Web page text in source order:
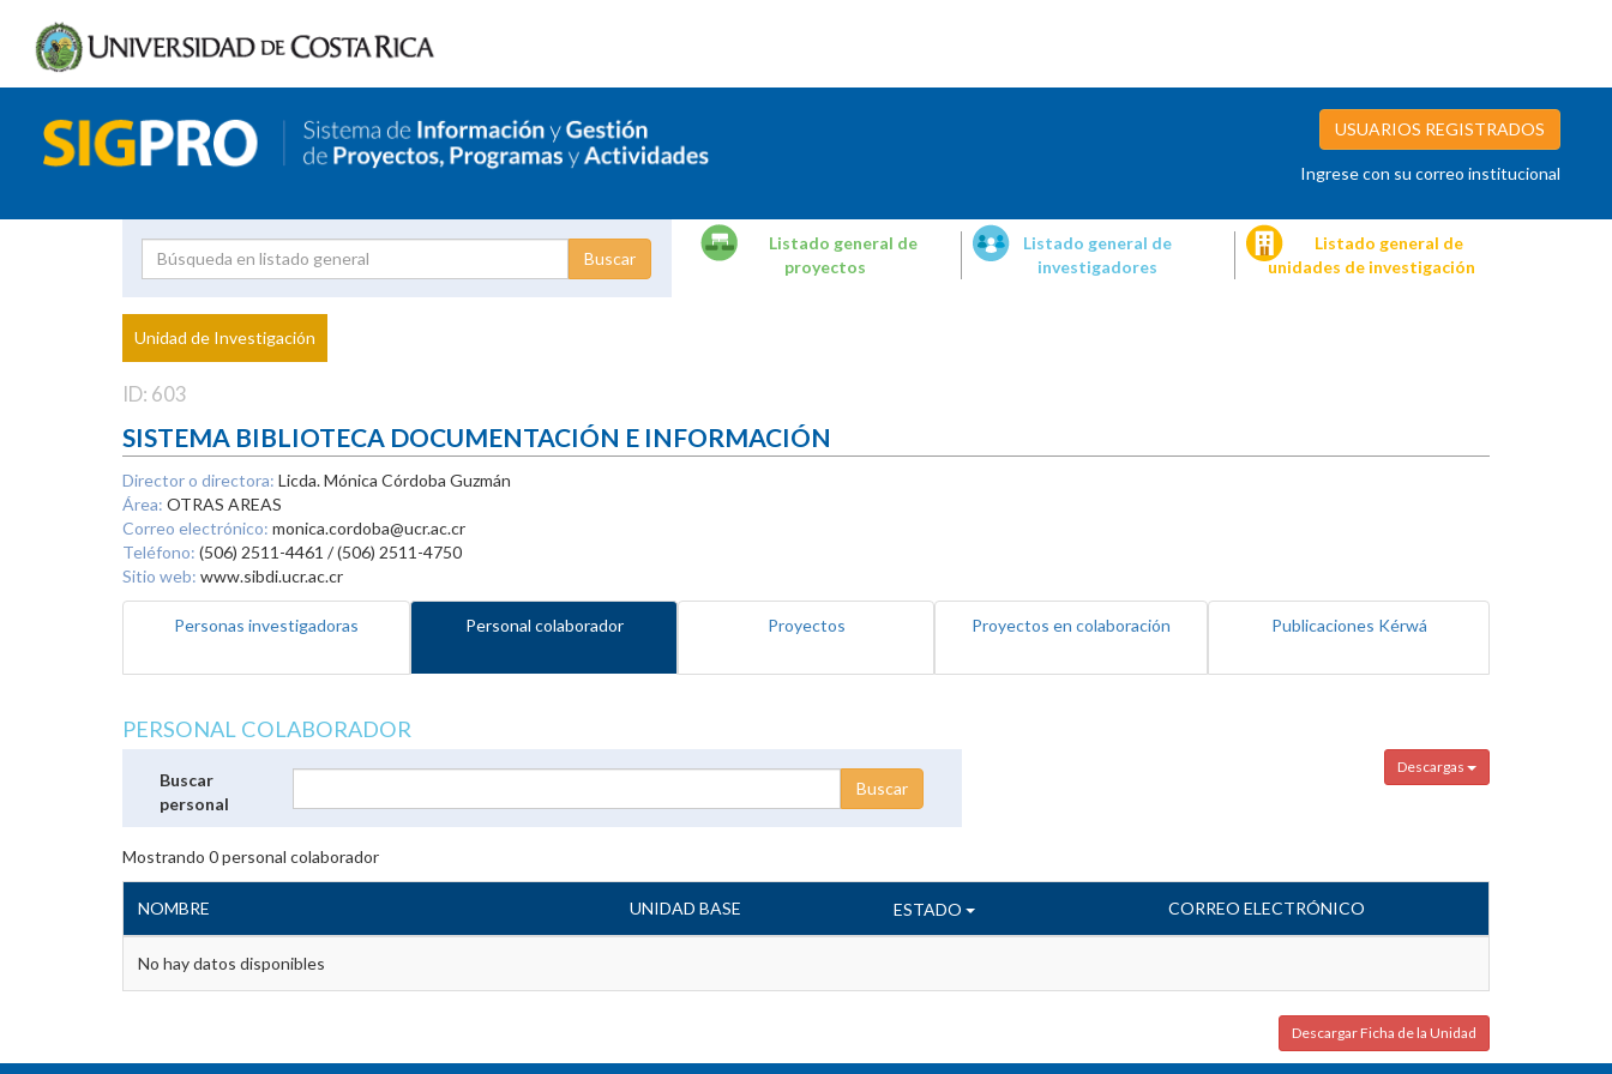
USUARIOS REGISTRADOS
Ingrese con su correo institucional
Proyecto
Investigador
Listado general de
proyectos
Listado general de
investigadores
Listado general de
unidades de investigación
Unidad de Investigación
ID: 603
SISTEMA BIBLIOTECA DOCUMENTACIÓN E INFORMACIÓN
Director o directora: Licda. Mónica Córdoba Guzmán
Área: OTRAS AREAS
Correo electrónico: monica.cordoba@ucr.ac.cr
Teléfono: (506) 2511-4461 / (506) 2511-4750
Sitio web: www.sibdi.ucr.ac.cr
Personas investigadoras Personal colaborador Proyectos Proyectos en colaboración Publicaciones Kérwá
PERSONAL COLABORADOR
Descargas
Buscar
personal
Mostrando 0personal colaborador
NOMBRE UNIDAD BASE ESTADO CORREO ELECTRÓNICO
No hay datos disponibles
Descargar Ficha de la Unidad